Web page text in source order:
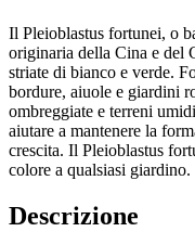
Il Pleioblastus fortunei, o
originaria della Cina e del
striate di bianco e verde.
bordure, aiuole e giardini
ombreggiate e terreni
aiutare a mantenere la
crescita. Il Pleioblastus
colore a qualsiasi giardino.
Descrizione